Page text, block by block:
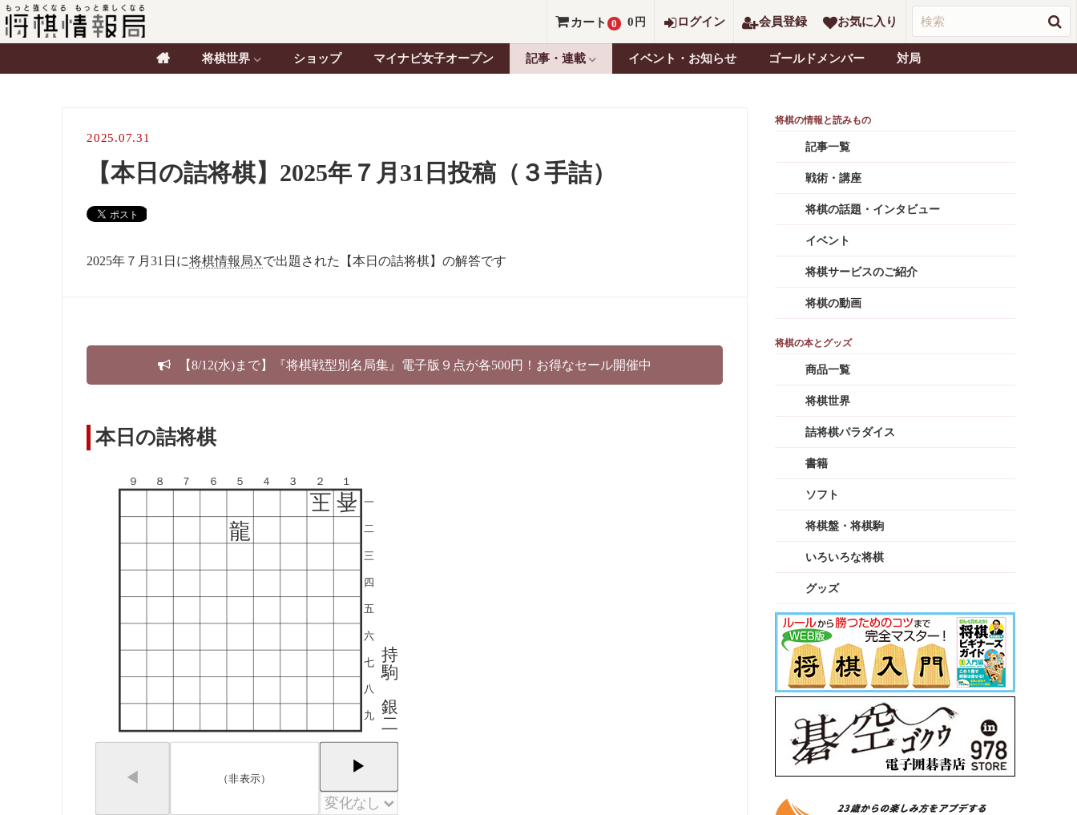
カート 0 0 円 ログイン 会員登録 お気に入り
将棋世界 ショップ マイナビ女子オープン 記事・連載 イベント・お知らせ ゴールドメンバー 対局
2025.07.31
【本日の詰将棋】2025年７月31日投稿（３手詰）
2025年７月31日に将棋情報局Xで出題された【本日の詰将棋】の解答です
【8/12(水)まで】『将棋戦型別名局集』電子版９点が各500円！お得なセール開催中
本日の詰将棋
９
一
８
二
７
三
６
四
５
五
４
六
３
七
２
八
１
九
玉 香
龍
二
銀
駒
持
◀ （非表示）
▶
記事一覧
戦術・講座
将棋の話題・インタビュー
イベント
将棋サービスのご紹介
将棋の動画
商品一覧
将棋世界
詰将棋パラダイス
書籍
ソフト
将棋盤・将棋駒
いろいろな将棋
グッズ